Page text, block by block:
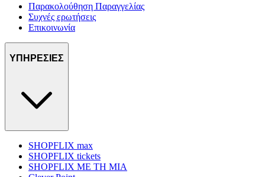
Παρακολούθηση Παραγγελίας
Συχνές ερωτήσεις
Επικοινωνία
ΥΠΗΡΕΣΙΕΣ
SHOPFLIX max
SHOPFLIX tickets
SHOPFLIX ΜΕ ΤΗ ΜΙΑ